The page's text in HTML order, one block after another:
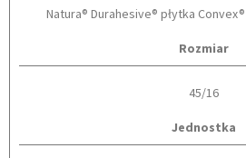
Natura® Durahesive® płytka
Rozmiar
45/16
Jednostka